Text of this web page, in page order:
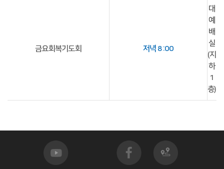
금요회복기도회 저녁 8:00
대
예
배
실
(지
하
1
층)